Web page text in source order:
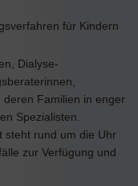
für Kindern
Dialyse-
Familien in enger
Spezialisten.
steht rund um die Uhr
zur Verfügung und